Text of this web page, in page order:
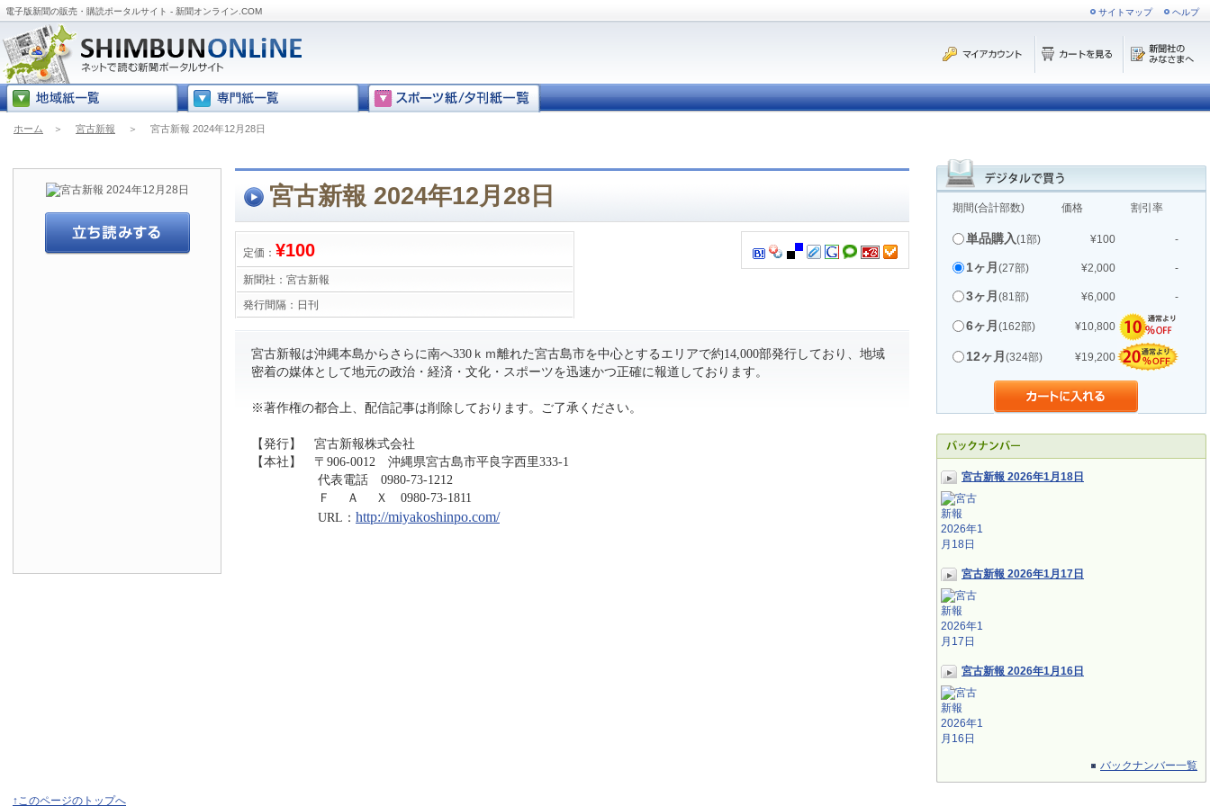
電子版新聞の販売・購読ポータルサイト - 新聞オンライン.COM サイトマップ ヘルプ
ホーム ＞ 宮古新報 ＞ 宮古新報 2024年12月28日
期間(合計部数) 価格 割引率
単品購入(1部) ¥100 -
1ヶ月 (27部) ¥2,000 -
3ヶ月 (81部) ¥6,000 -
6ヶ月 (162部) ¥10,800
12ヶ月 (324部) ¥19,200
宮古新報 2026年1月18日
宮古新報 2026年1月17日
宮古新報 2026年1月16日
バックナンバー一覧
宮古新報 2024年12月28日
定価： ¥100
新聞社： 宮古新報
発行間隔： 日刊
宮古新報は沖縄本島からさらに南へ330ｋｍ離れた宮古島市を中心とするエリアで約14,000部発行しており、地域
密着の媒体として地元の政治・経済・文化・スポーツを迅速かつ正確に報道しております。
※著作権の都合上、配信記事は削除しております。ご了承ください。
【発行】 宮古新報株式会社
【本社】 〒906-0012 沖縄県宮古島市平良字西里333-1
代表電話 0980-73-1212
Ｆ Ａ Ｘ 0980-73-1811
URL： http://miyakoshinpo.com/
↑このページのトップへ